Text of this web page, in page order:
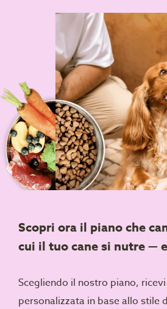
Scopri ora il piano che
cui il tuo cane si nutre —
Scegliendo il nostro piano,
personalizzata in base allo stile